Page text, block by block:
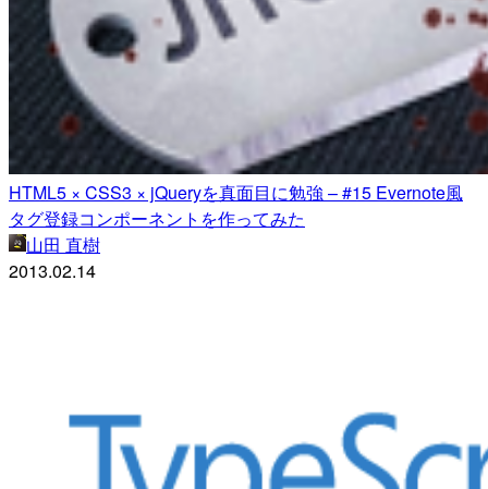
HTML5 × CSS3 × jQueryを真面目に勉強 – #15 Evernote風
タグ登録コンポーネントを作ってみた
山田 直樹
2013.02.14